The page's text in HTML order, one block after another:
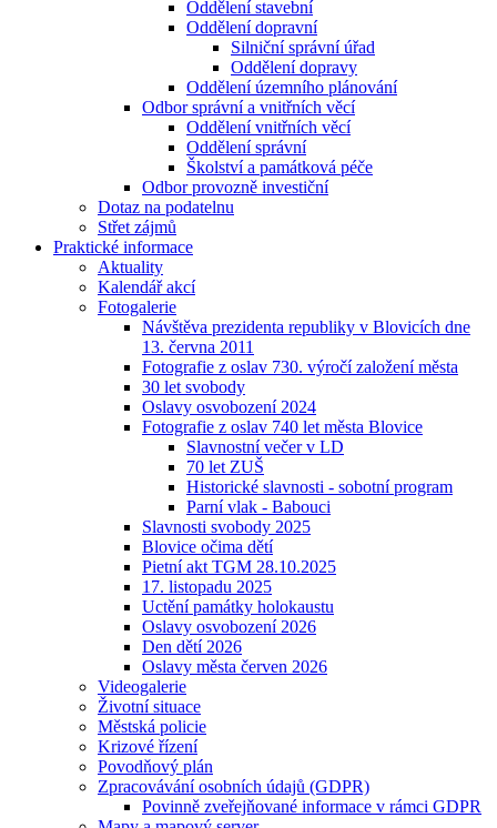
Oddělení stavební
Oddělení dopravní
Silniční správní úřad
Oddělení dopravy
Oddělení územního plánování
Odbor správní a vnitřních věcí
Oddělení vnitřních věcí
Oddělení správní
Školství a památková péče
Odbor provozně investiční
Dotaz na podatelnu
Střet zájmů
Praktické informace
Aktuality
Kalendář akcí
Fotogalerie
Návštěva prezidenta republiky v Blovicích dne
13. června 2011
Fotografie z oslav 730. výročí založení města
30 let svobody
Oslavy osvobození 2024
Fotografie z oslav 740 let města Blovice
Slavnostní večer v LD
70 let ZUŠ
Historické slavnosti - sobotní program
Parní vlak - Babouci
Slavnosti svobody 2025
Blovice očima dětí
Pietní akt TGM 28.10.2025
17. listopadu 2025
Uctění památky holokaustu
Oslavy osvobození 2026
Den dětí 2026
Oslavy města červen 2026
Videogalerie
Životní situace
Městská policie
Krizové řízení
Povodňový plán
Zpracovávání osobních údajů (GDPR)
Povinně zveřejňované informace v rámci GDPR